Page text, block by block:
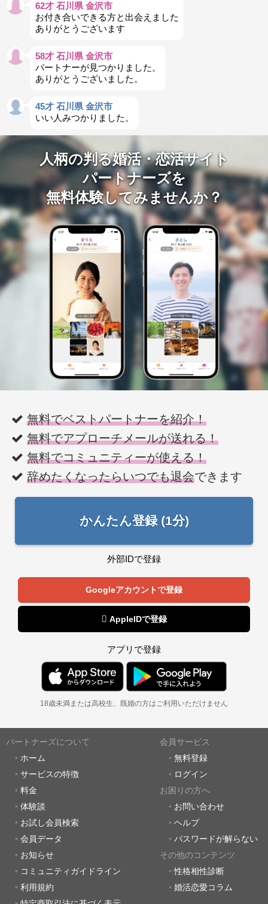
62才 石川県 金沢市
お付き合いできる方と出会えました
ありがとうございます
58才 石川県 金沢市
パートナーが見つかりました。
ありがとうございました。
45才 石川県 金沢市
いい人みつかりました。
人柄の判る婚活・恋活サイト
パートナーズを
無料体験してみませんか？
無料でベストパートナーを紹介！
無料でアプローチメールが送れる！
無料でコミュニティーが使える！
辞めたくなったらいつでも退会できます
かんたん登録 (1分)
外部IDで登録
Googleアカウントで登録
 AppleIDで登録
アプリで登録
18歳未満または高校生、既婚の方はご利用いただけません
パートナーズについて
ホーム
サービスの特徴
料金
体験談
お試し会員検索
会員データ
お知らせ
コミュニティガイドライン
利用規約
会員サービス
無料登録
ログイン
お困りの方へ
お問い合わせ
ヘルプ
パスワードが解らない
その他のコンテンツ
性格相性診断
婚活恋愛コラム